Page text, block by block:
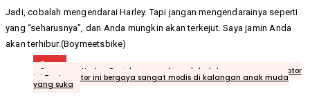
Jadi, cobalah mengendarai Harley. Tapi jangan mengendarainya seperti
yang “seharusnya”, dan Anda mungkin akan terkejut. Saya jamin Anda
akan terhibur.(Boymeetsbike)
Tags
Saya rasa Harley-Davidson mungkin salah dalam pemasaran motor
ini Tentu motor ini bergaya sangat modis di kalangan anak muda
yang suka